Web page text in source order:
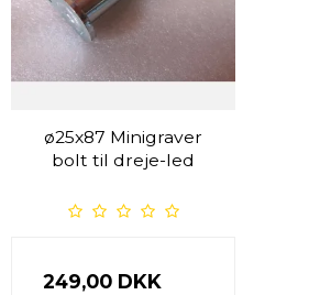
ø25x87 Minigraver
bolt til dreje-led
249,00 DKK